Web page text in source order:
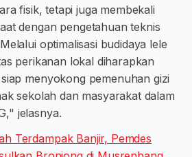
fisik, tetapi juga membekali
dengan pengetahuan teknis
optimalisasi budidaya lele
perikanan lokal diharapkan
menyokong pemenuhan gizi
sekolah dan masyarakat dalam
jelasnya.
Terdampak Banjir, Pemdes